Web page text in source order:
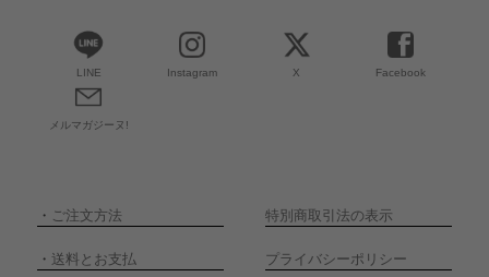
LINE Instagram X Facebook
メルマガジーヌ!
・ ご注文方法 特別商取引法の表示
・ 送料とお支払 プライバシーポリシー